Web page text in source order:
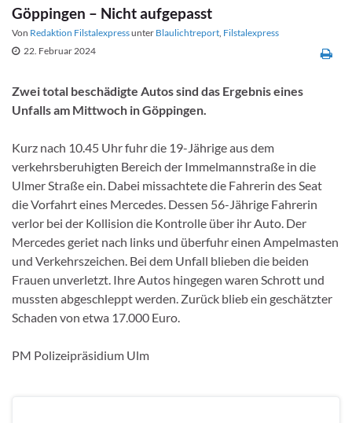
Göppingen – Nicht aufgepasst
Von Redaktion Filstalexpressunter Blaulichtreport, Filstalexpress
22. Februar 2024
Zwei total beschädigte Autos sind das Ergebnis eines
Unfalls am Mittwoch in Göppingen.
Kurz nach 10.45 Uhr fuhr die 19-Jährige aus dem
verkehrsberuhigten Bereich der Immelmannstraße in die
Ulmer Straße ein. Dabei missachtete die Fahrerin des Seat
die Vorfahrt eines Mercedes. Dessen 56-Jährige Fahrerin
verlor bei der Kollision die Kontrolle über ihr Auto. Der
Mercedes geriet nach links und überfuhr einen Ampelmasten
und Verkehrszeichen. Bei dem Unfall blieben die beiden
Frauen unverletzt. Ihre Autos hingegen waren Schrott und
mussten abgeschleppt werden. Zurück blieb ein geschätzter
Schaden von etwa 17.000 Euro.
PM Polizeipräsidium Ulm